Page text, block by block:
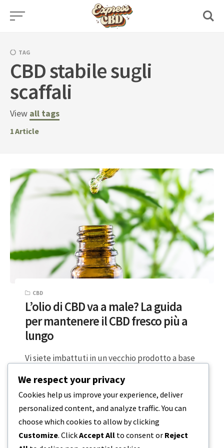
Skip
TAG
CBD stabile sugli
scaffali
View all tags
1Article
CBD
L’olio di CBD va a male? La guida
per mantenere il CBD fresco più a
lungo
Vi siete imbattuti in un vecchio prodotto a base
se è ancora…
2 MINUTI DI LETTURA 31 GENNAIO 2024
We respect your privacy
Cookies help us improve your experience, deliver
personalized content, and analyze traffic. You can
choose which cookies to allow by clicking
Customize. ClickAccept All to consent or Reject